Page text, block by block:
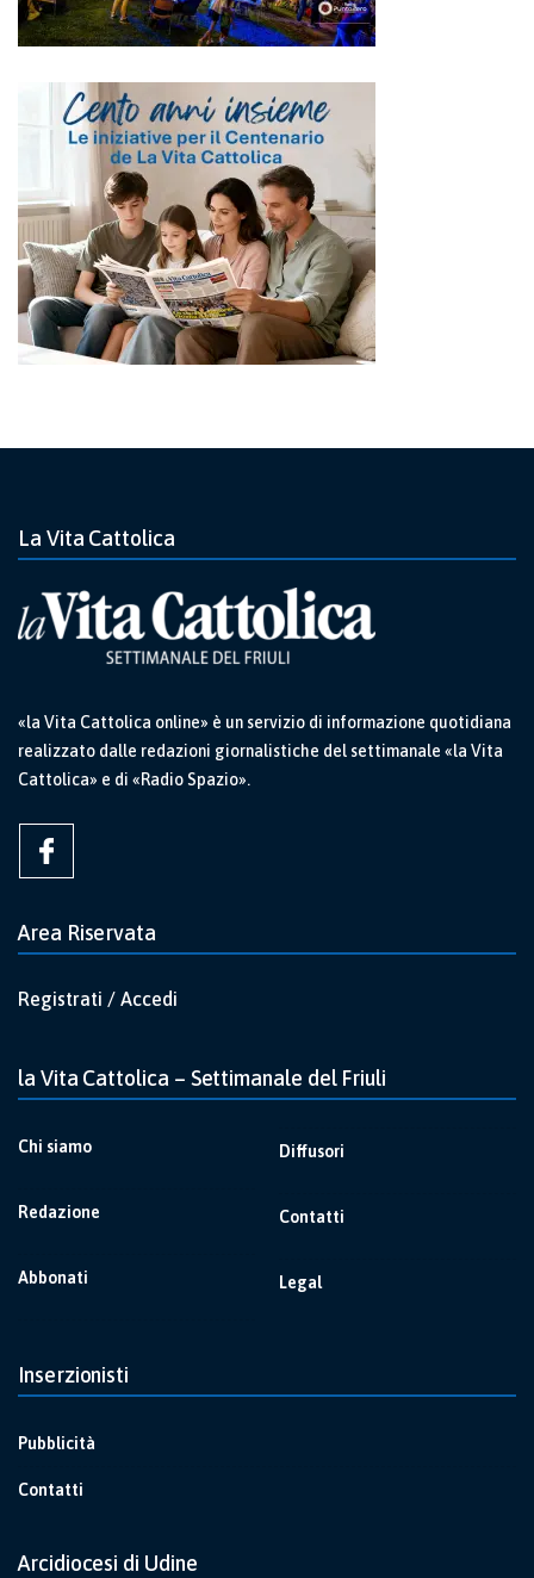
La Vita Cattolica
«la Vita Cattolica online» è un servizio di informazione quotidiana
realizzato dalle redazioni giornalistiche del settimanale «la Vita
Cattolica» e di «Radio Spazio».
Area Riservata
Registrati / Accedi
la Vita Cattolica – Settimanale del Friuli
Chi siamo
Redazione
Abbonati
Diffusori
Contatti
Legal
Inserzionisti
Pubblicità
Contatti
Arcidiocesi di Udine